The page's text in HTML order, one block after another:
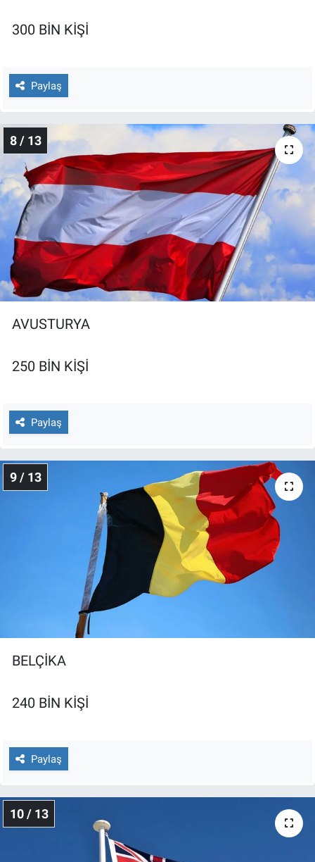
300 BİN KİŞİ
Paylaş
8 / 13
AVUSTURYA
250 BİN KİŞİ
Paylaş
9 / 13
BELÇİKA
240 BİN KİŞİ
Paylaş
10 / 13